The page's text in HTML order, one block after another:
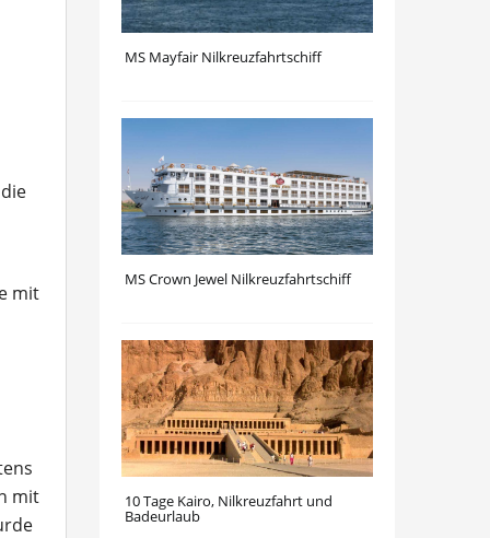
mit
mit
MS Mayfair Nilkreuzfahrtschiff
MS Crown Jewel Nilkreuzfahrtschiff
10 Tage Kairo, Nilkreuzfahrt und
Badeurlaub